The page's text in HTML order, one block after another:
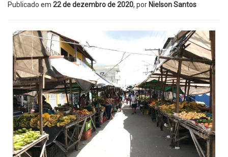
Publicado em 22 de dezembro de 2020, por Nielson Santos